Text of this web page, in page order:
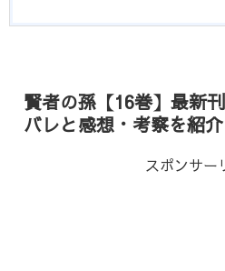
賢者の孫【16巻】最新
バレと感想・考察を紹介
スポンサー